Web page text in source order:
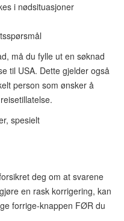
i nødsituasjoner
må du fylle ut en søknad
til USA. Dette gjelder også
person som ønsker å
spesielt
deg om at svarene
en rask korrigering, kan
forrige-knappen FØR du